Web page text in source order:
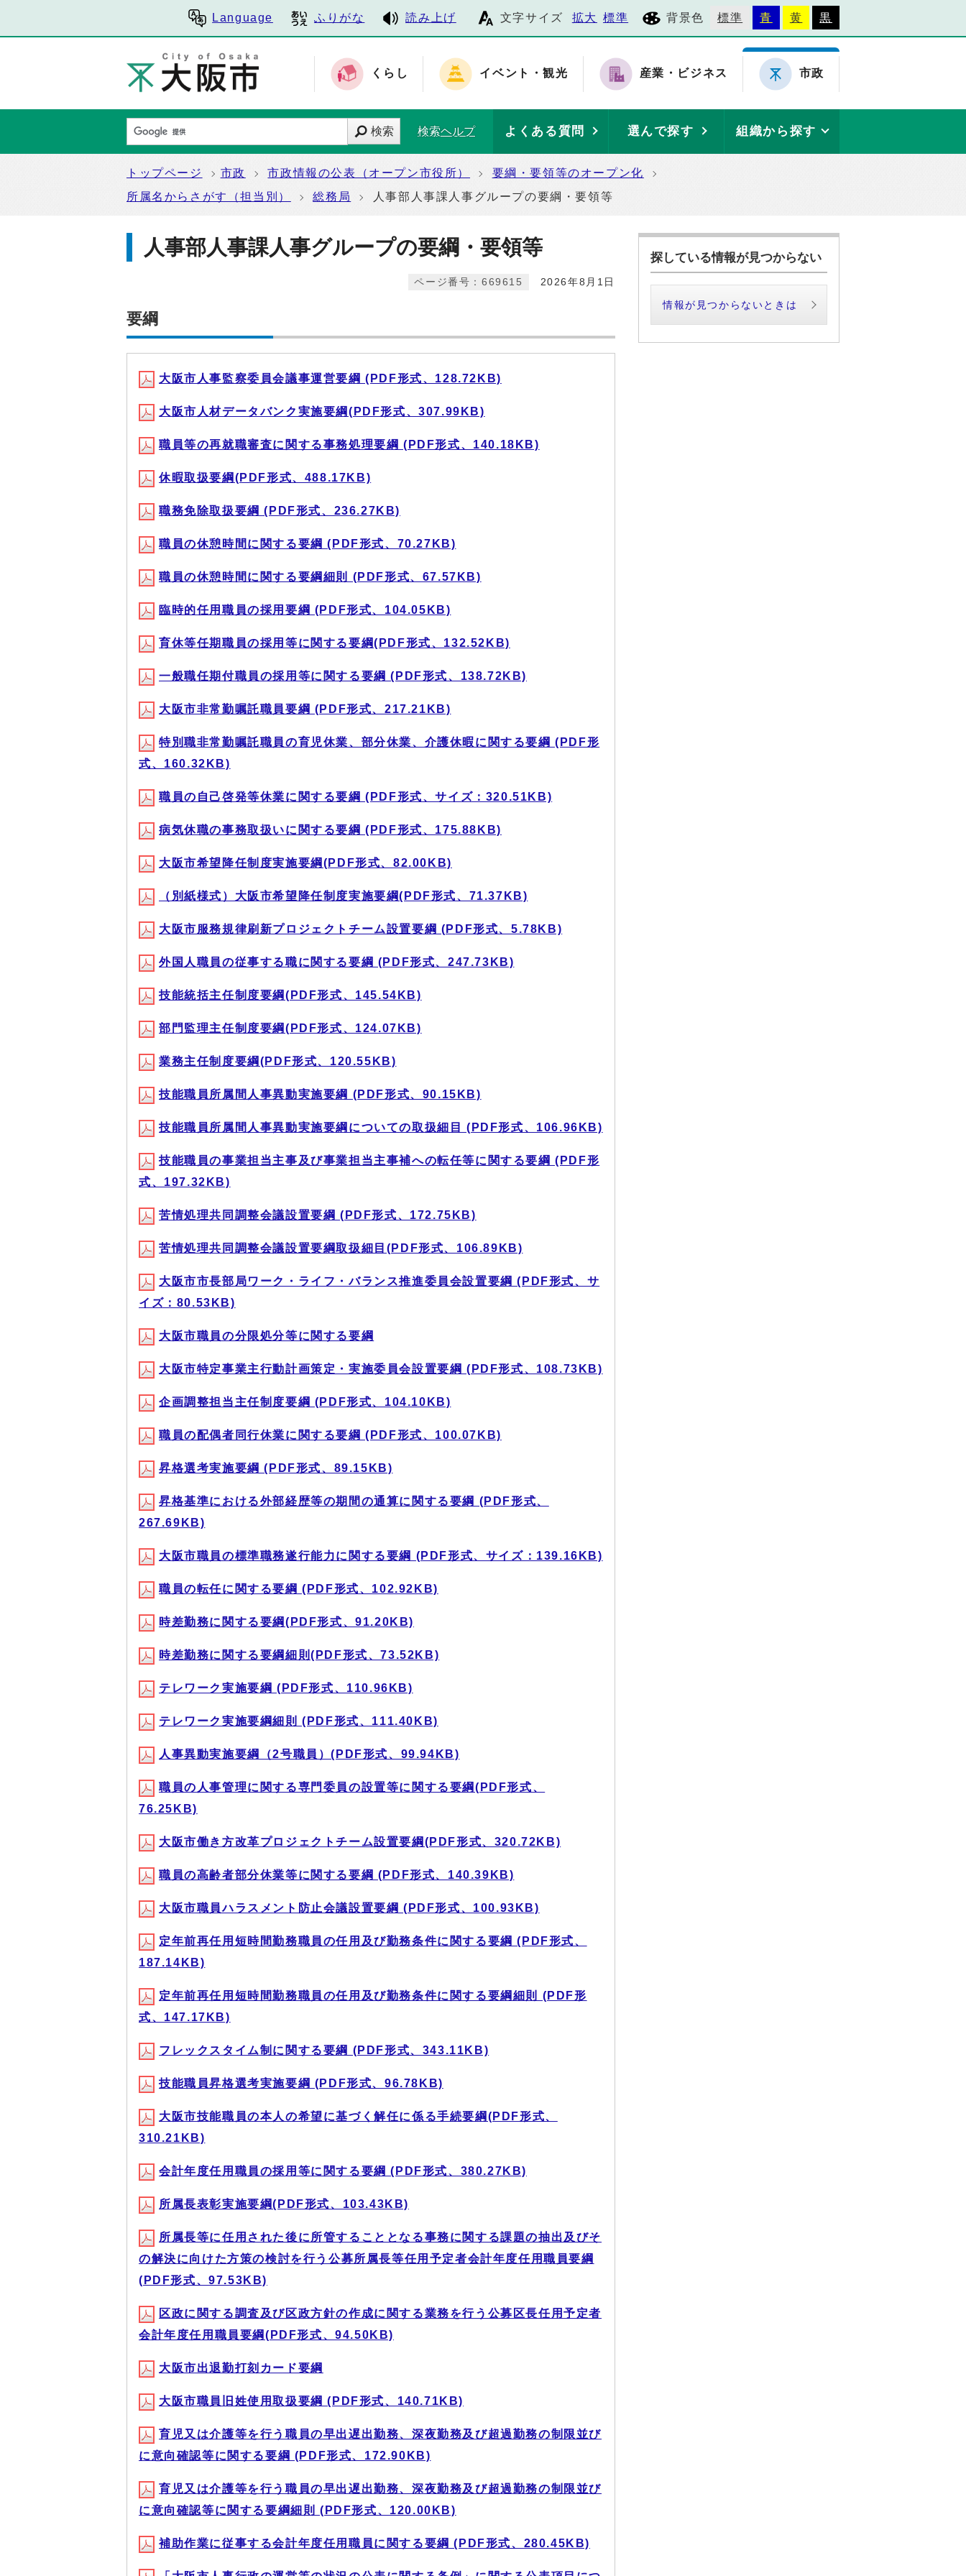
Language ふりがな 読み上げ 文字サイズ 拡大 標準 背景色 標準 青 黄 黒
くらし イベント・観光 産業・ビジネス 市政
検索 検索ヘルプ よくある質問 選んで探す 組織から探す
トップページ 市政 市政情報の公表（オープン市役所）
要綱・要領等のオープン化
所属名からさがす（担当別）
総務局 人事部人事課人事グループの要綱・要領等
人事部人事課人事グループの要綱・要領等
2026年8月1日
ページ番号：669615
要綱
大阪市人事監察委員会議事運営要綱 (PDF形式、128.72KB)
大阪市人材データバンク実施要綱(PDF形式、307.99KB)
職員等の再就職審査に関する事務処理要綱 (PDF形式、140.18KB)
休暇取扱要綱(PDF形式、488.17KB)
職務免除取扱要綱 (PDF形式、236.27KB)
職員の休憩時間に関する要綱 (PDF形式、70.27KB)
職員の休憩時間に関する要綱細則 (PDF形式、67.57KB)
臨時的任用職員の採用要綱 (PDF形式、104.05KB)
育休等任期職員の採用等に関する要綱(PDF形式、132.52KB)
一般職任期付職員の採用等に関する要綱 (PDF形式、138.72KB)
大阪市非常勤嘱託職員要綱 (PDF形式、217.21KB)
特別職非常勤嘱託職員の育児休業、部分休業、介護休暇に関する要綱 (PDF形
式、160.32KB)
職員の自己啓発等休業に関する要綱 (PDF形式、サイズ：320.51KB)
病気休職の事務取扱いに関する要綱 (PDF形式、175.88KB)
大阪市希望降任制度実施要綱(PDF形式、82.00KB)
（別紙様式）大阪市希望降任制度実施要綱(PDF形式、71.37KB)
大阪市服務規律刷新プロジェクトチーム設置要綱 (PDF形式、5.78KB)
外国人職員の従事する職に関する要綱 (PDF形式、247.73KB)
技能統括主任制度要綱(PDF形式、145.54KB)
部門監理主任制度要綱(PDF形式、124.07KB)
業務主任制度要綱(PDF形式、120.55KB)
技能職員所属間人事異動実施要綱 (PDF形式、90.15KB)
技能職員所属間人事異動実施要綱についての取扱細目 (PDF形式、106.96KB)
技能職員の事業担当主事及び事業担当主事補への転任等に関する要綱 (PDF形
式、197.32KB)
苦情処理共同調整会議設置要綱 (PDF形式、172.75KB)
苦情処理共同調整会議設置要綱取扱細目(PDF形式、106.89KB)
大阪市市長部局ワーク・ライフ・バランス推進委員会設置要綱 (PDF形式、サ
イズ：80.53KB)
大阪市職員の分限処分等に関する要綱
大阪市特定事業主行動計画策定・実施委員会設置要綱 (PDF形式、108.73KB)
企画調整担当主任制度要綱 (PDF形式、104.10KB)
職員の配偶者同行休業に関する要綱 (PDF形式、100.07KB)
昇格選考実施要綱 (PDF形式、89.15KB)
昇格基準における外部経歴等の期間の通算に関する要綱 (PDF形式、
267.69KB)
大阪市職員の標準職務遂行能力に関する要綱 (PDF形式、サイズ：139.16KB)
職員の転任に関する要綱 (PDF形式、102.92KB)
時差勤務に関する要綱(PDF形式、91.20KB)
時差勤務に関する要綱細則(PDF形式、73.52KB)
テレワーク実施要綱 (PDF形式、110.96KB)
テレワーク実施要綱細則 (PDF形式、111.40KB)
人事異動実施要綱（2号職員）(PDF形式、99.94KB)
職員の人事管理に関する専門委員の設置等に関する要綱(PDF形式、
76.25KB)
大阪市働き方改革プロジェクトチーム設置要綱(PDF形式、320.72KB)
職員の高齢者部分休業等に関する要綱 (PDF形式、140.39KB)
大阪市職員ハラスメント防止会議設置要綱 (PDF形式、100.93KB)
定年前再任用短時間勤務職員の任用及び勤務条件に関する要綱 (PDF形式、
187.14KB)
定年前再任用短時間勤務職員の任用及び勤務条件に関する要綱細則 (PDF形
式、147.17KB)
フレックスタイム制に関する要綱 (PDF形式、343.11KB)
技能職員昇格選考実施要綱 (PDF形式、96.78KB)
大阪市技能職員の本人の希望に基づく解任に係る手続要綱(PDF形式、
310.21KB)
会計年度任用職員の採用等に関する要綱 (PDF形式、380.27KB)
所属長表彰実施要綱(PDF形式、103.43KB)
所属長等に任用された後に所管することとなる事務に関する課題の抽出及びそ
の解決に向けた方策の検討を行う公募所属長等任用予定者会計年度任用職員要綱
(PDF形式、97.53KB)
区政に関する調査及び区政方針の作成に関する業務を行う公募区長任用予定者
会計年度任用職員要綱(PDF形式、94.50KB)
大阪市出退勤打刻カード要綱
大阪市職員旧姓使用取扱要綱 (PDF形式、140.71KB)
育児又は介護等を行う職員の早出遅出勤務、深夜勤務及び超過勤務の制限並び
に意向確認等に関する要綱 (PDF形式、172.90KB)
育児又は介護等を行う職員の早出遅出勤務、深夜勤務及び超過勤務の制限並び
に意向確認等に関する要綱細則 (PDF形式、120.00KB)
補助作業に従事する会計年度任用職員に関する要綱 (PDF形式、280.45KB)
探している情報が見つからない
情報が見つからないときは